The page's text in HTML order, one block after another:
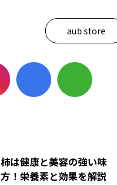
aub store
柿は健康と美容の強い味
方！栄養素と効果を解説